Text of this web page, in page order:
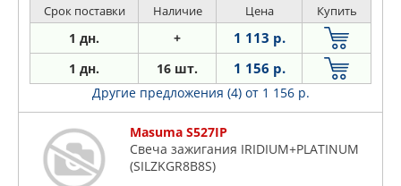
Срок поставки Наличие Цена Купить
1 дн. + 1 113 р.
1 дн. 16 шт. 1 156 р.
Другие предложения (4) от 1 156 р.
Masuma S527IP
Свеча зажигания IRIDIUM+PLATINUM
(SILZKGR8B8S)